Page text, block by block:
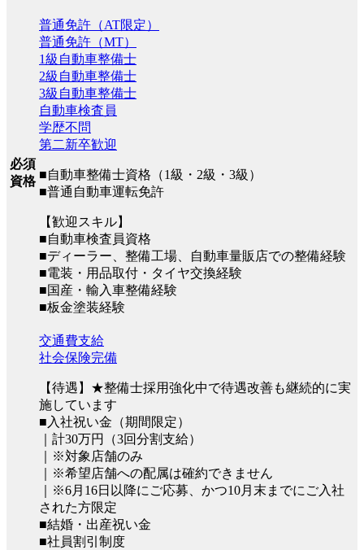
必須
資格
普通免許（AT限定）
普通免許（MT）
1級自動車整備士
2級自動車整備士
3級自動車整備士
自動車検査員
学歴不問
第二新卒歓迎
■自動車整備士資格（1級・2級・3級）
■普通自動車運転免許
【歓迎スキル】
■自動車検査員資格
■ディーラー、整備工場、自動車量販店での整備経験
■電装・用品取付・タイヤ交換経験
■国産・輸入車整備経験
■板金塗装経験
交通費支給
社会保険完備
【待遇】★整備士採用強化中で待遇改善も継続的に実
施しています
■入社祝い金（期間限定）
｜計30万円（3回分割支給）
｜※対象店舗のみ
｜※希望店舗への配属は確約できません
｜※6月16日以降にご応募、かつ10月末までにご入社
された方限定
■結婚・出産祝い金
■社員割引制度